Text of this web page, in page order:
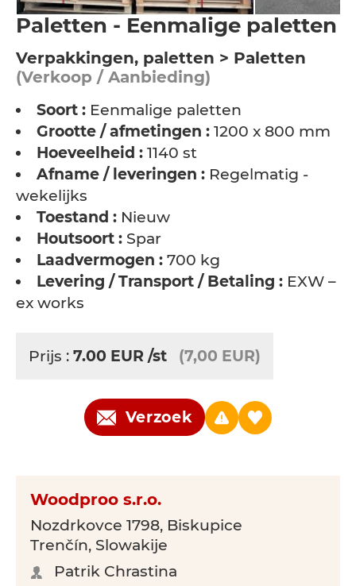
Paletten - Eenmalige paletten
Verpakkingen, paletten > Paletten
(Verkoop / Aanbieding)
Soort : Eenmalige paletten
Grootte / afmetingen : 1200 x 800 mm
Hoeveelheid : 1140 st
Afname / leveringen : Regelmatig -
wekelijks
Toestand : Nieuw
Houtsoort : Spar
Laadvermogen : 700 kg
Levering / Transport / Betaling : EXW –
ex works
Prijs : 7.00 EUR /st (7,00 EUR)
Verzoek
Woodproo s.r.o.
Nozdrkovce 1798, Biskupice
Trenčín, Slowakije
Patrik Chrastina